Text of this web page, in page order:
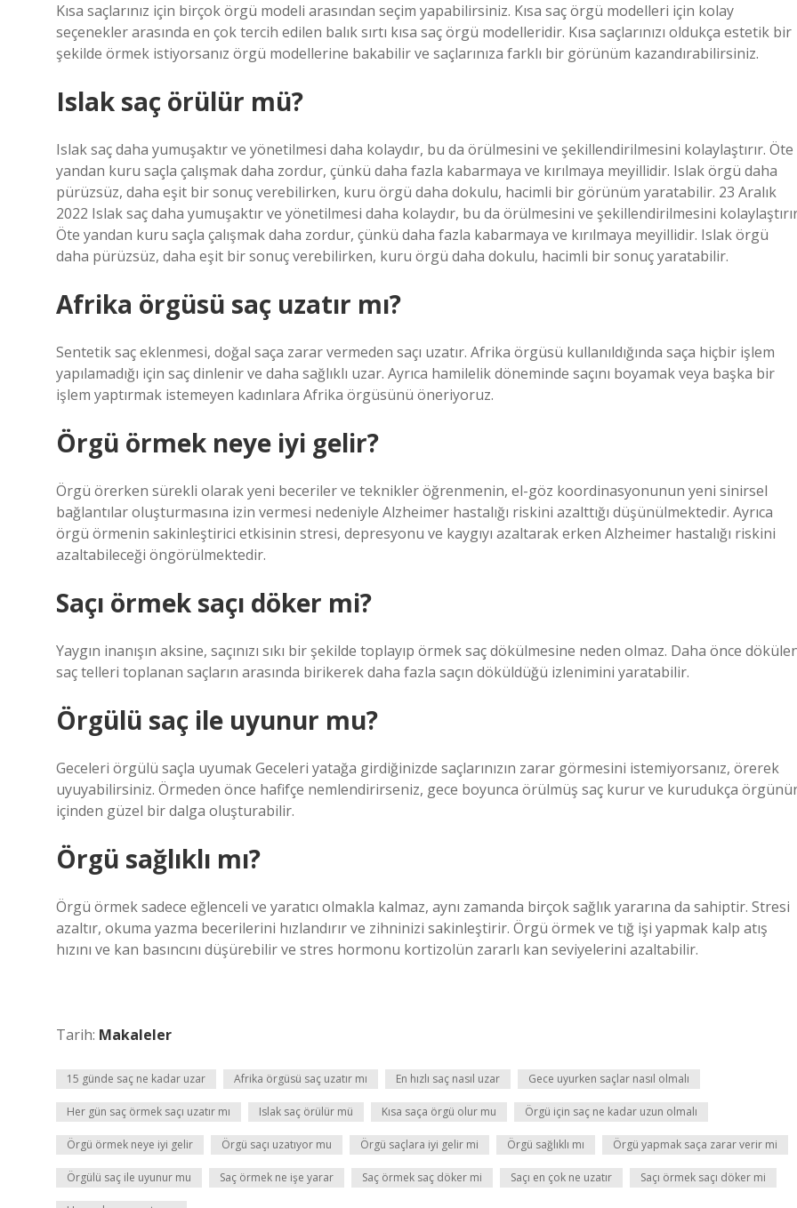
Kısa saçlarınız için birçok örgü modeli arasından seçim yapabilirsiniz. Kısa saç örgü modelleri için kolay
seçenekler arasında en çok tercih edilen balık sırtı kısa saç örgü modelleridir. Kısa saçlarınızı oldukça estetik bir
şekilde örmek istiyorsanız örgü modellerine bakabilir ve saçlarınıza farklı bir görünüm kazandırabilirsiniz.
Islak saç örülür mü?
Islak saç daha yumuşaktır ve yönetilmesi daha kolaydır, bu da örülmesini ve şekillendirilmesini kolaylaştırır. Öte
yandan kuru saçla çalışmak daha zordur, çünkü daha fazla kabarmaya ve kırılmaya meyillidir. Islak örgü daha
pürüzsüz, daha eşit bir sonuç verebilirken, kuru örgü daha dokulu, hacimli bir görünüm yaratabilir. 23 Aralık
2022 Islak saç daha yumuşaktır ve yönetilmesi daha kolaydır, bu da örülmesini ve şekillendirilmesini
Öte yandan kuru saçla çalışmak daha zordur, çünkü daha fazla kabarmaya ve kırılmaya meyillidir. Islak örgü
daha pürüzsüz, daha eşit bir sonuç verebilirken, kuru örgü daha dokulu, hacimli bir sonuç yaratabilir.
Afrika örgüsü saç uzatır mı?
Sentetik saç eklenmesi, doğal saça zarar vermeden saçı uzatır. Afrika örgüsü kullanıldığında saça hiçbir işlem
yapılamadığı için saç dinlenir ve daha sağlıklı uzar. Ayrıca hamilelik döneminde saçını boyamak veya başka bir
işlem yaptırmak istemeyen kadınlara Afrika örgüsünü öneriyoruz.
Örgü örmek neye iyi gelir?
Örgü örerken sürekli olarak yeni beceriler ve teknikler öğrenmenin, el-göz koordinasyonunun yeni sinirsel
bağlantılar oluşturmasına izin vermesi nedeniyle Alzheimer hastalığı riskini azalttığı düşünülmektedir. Ayrıca
örgü örmenin sakinleştirici etkisinin stresi, depresyonu ve kaygıyı azaltarak erken Alzheimer hastalığı riskini
azaltabileceği öngörülmektedir.
Saçı örmek saçı döker mi?
Yaygın inanışın aksine, saçınızı sıkı bir şekilde toplayıp örmek saç dökülmesine neden olmaz. Daha önce
saç telleri toplanan saçların arasında birikerek daha fazla saçın döküldüğü izlenimini yaratabilir.
Örgülü saç ile uyunur mu?
Geceleri örgülü saçla uyumak Geceleri yatağa girdiğinizde saçlarınızın zarar görmesini istemiyorsanız, örerek
uyuyabilirsiniz. Örmeden önce hafifçe nemlendirirseniz, gece boyunca örülmüş saç kurur ve kurudukça
içinden güzel bir dalga oluşturabilir.
Örgü sağlıklı mı?
Örgü örmek sadece eğlenceli ve yaratıcı olmakla kalmaz, aynı zamanda birçok sağlık yararına da sahiptir. Stresi
azaltır, okuma yazma becerilerini hızlandırır ve zihninizi sakinleştirir. Örgü örmek ve tığ işi yapmak kalp atış
hızını ve kan basıncını düşürebilir ve stres hormonu kortizolün zararlı kan seviyelerini azaltabilir.
Tarih: Makaleler
15 günde saç ne kadar uzar Afrika örgüsü saç uzatır mı En hızlı saç nasıl uzar Gece uyurken saçlar nasıl olmalı
Her gün saç örmek saçı uzatır mı Islak saç örülür mü Kısa saça örgü olur mu Örgü için saç ne kadar uzun olmalı
Örgü örmek neye iyi gelir Örgü saçı uzatıyor mu Örgü saçlara iyi gelir mi Örgü sağlıklı mı Örgü yapmak saça zarar verir mi
Örgülü saç ile uyunur mu Saç örmek ne işe yarar Saç örmek saç döker mi Saçı en çok ne uzatır Saçı örmek saçı döker mi